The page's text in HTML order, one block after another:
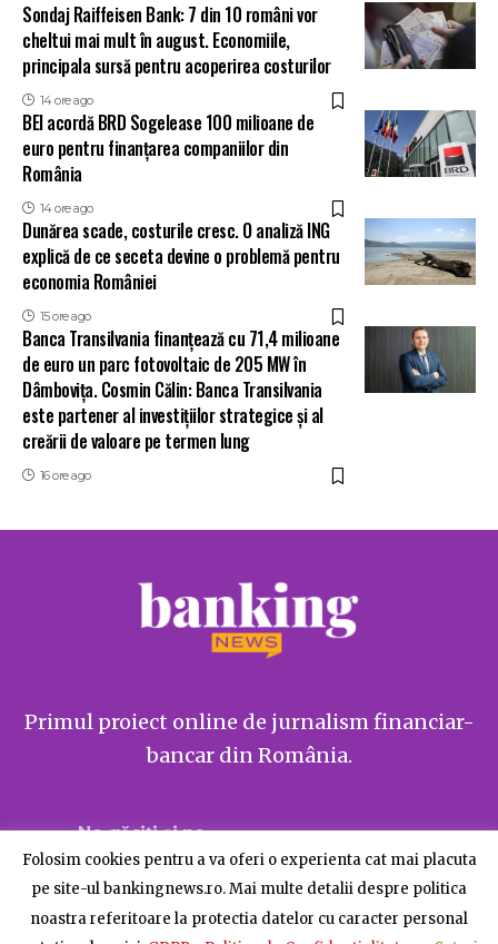
Sondaj Raiffeisen Bank: 7 din 10 români vor
cheltui mai mult în august. Economiile,
principala sursă pentru acoperirea costurilor
14 ore ago
BEI acordă BRD Sogelease 100 milioane de
euro pentru finanțarea companiilor din
România
14 ore ago
Dunărea scade, costurile cresc. O analiză ING
explică de ce seceta devine o problemă pentru
economia României
15 ore ago
Banca Transilvania finanțează cu 71,4 milioane
de euro un parc fotovoltaic de 205 MW în
Dâmbovița. Cosmin Călin: Banca Transilvania
este partener al investițiilor strategice și al
creării de valoare pe termen lung
16 ore ago
Primul proiect online de jurnalism financiar-
bancar din România.
Ne găsiți și pe
Folosim cookies pentru a va oferi o experienta cat mai placuta
pe site-ul bankingnews.ro. Mai multe detalii despre politica
noastra referitoare la protectia datelor cu caracter personal